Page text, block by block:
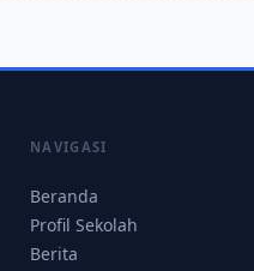
NAVIGASI
Beranda
Profil Sekolah
Berita